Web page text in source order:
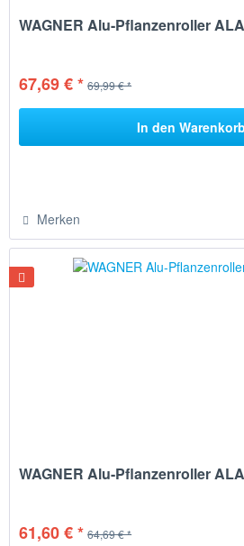
WAGNER Alu-Pflanzenroller
67,69 € * 69,99 € *
In den Warenkorb
Merken
WAGNER Alu-Pflanzenroller
61,60 € * 64,69 € *